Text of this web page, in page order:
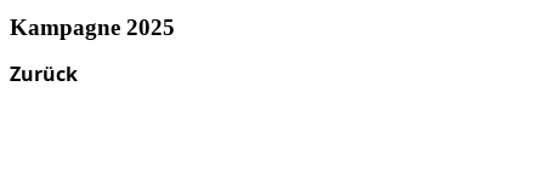
Kampagne 2025
Zurück